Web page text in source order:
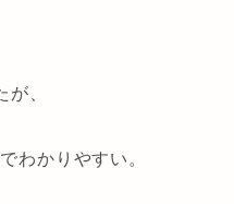
、
わかりやすい。